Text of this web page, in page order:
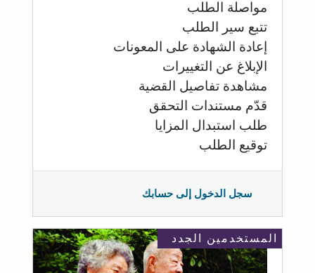
مواصلة الطلب
تتبع سير الطلب
إعادة الشهادة على المعونات
الإبلاغ عن التغييرات
مشاهدة تفاصيل القضية
قدّم مستندات التحقق
طلب استبدال المزايا
توقيع الطلب
سجل الدخول إلى حسابك
المستخدمين الجدد